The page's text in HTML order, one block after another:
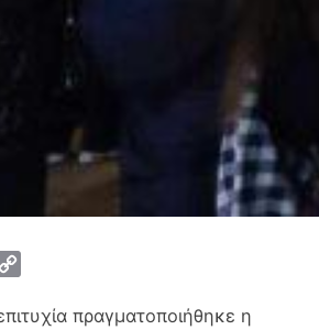
p
πραγματοποιήθηκε η